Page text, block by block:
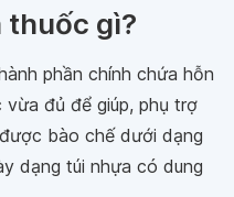
thuốc gì?
phần chính chứa hỗn
đủ để giúp, phụ trợ
bào chế dưới dạng
dạng túi nhựa có dung